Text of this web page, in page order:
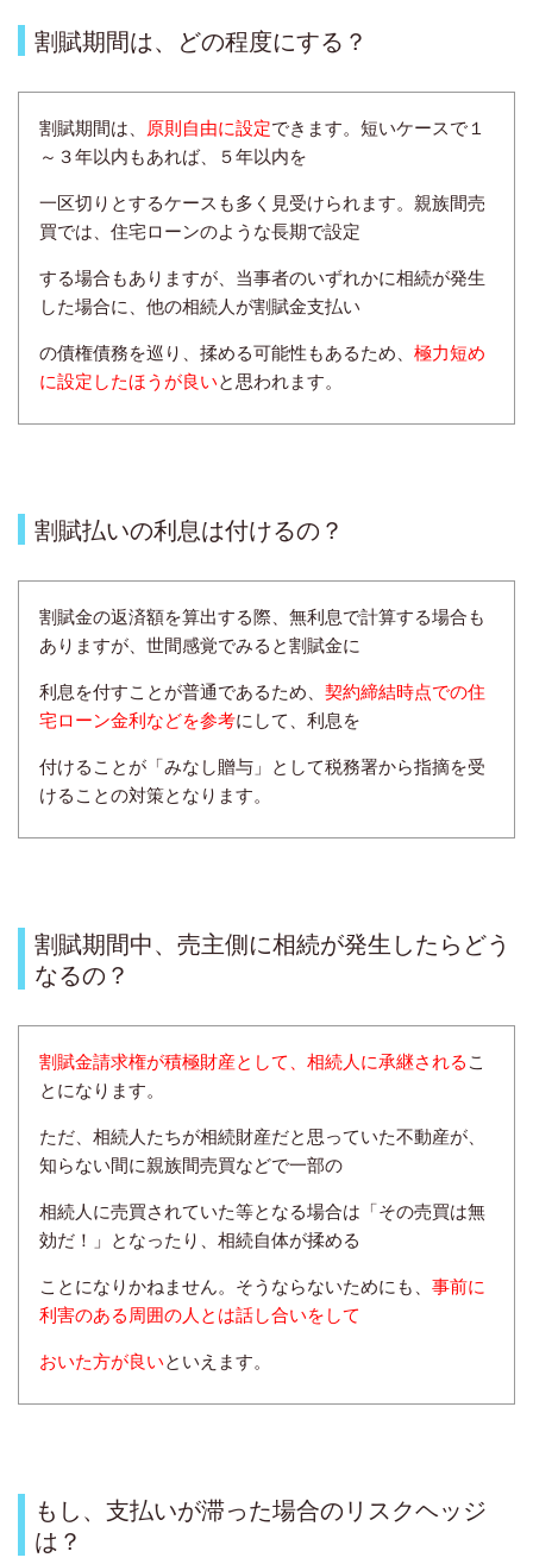
割賦期間は、どの程度にする？
割賦期間は、 原則自由に設定できます。短いケースで１
～３年以内もあれば、５年以内を
一区切りとするケースも多く見受けられます。親族間売
買では、住宅ローンのような長期で設定
する場合もありますが、 当事者のいずれかに相続が発生
した場合に、他の相続人が割賦金支払い
の債権債務を巡り、揉める可能性もあるため、 極力短め
に設定したほうが良いと思われます。
割賦払いの利息は付けるの？
割賦金の返済額を算出する際、無利息で計算する場合も
ありますが、世間感覚でみると割賦金に
利息を付すことが普通であるため、 契約締結時点での住
宅ローン金利などを参考にして、利息を
付けることが「みなし贈与」として税務署から指摘を受
けることの対策となります。
割賦期間中、売主側に相続が発生したらどう
なるの？
割賦金請求権が積極財産として、相続人に承継される こ
とになります。
ただ、相続人たちが相続財産だと思っていた不動産が、
知らない間に親族間売買などで一部の
相続人に売買されていた等となる場合は「その売買は無
効だ！」となったり、相続自体が揉める
ことになりかねません。 そうならないためにも、 事前に
利害のある周囲の人とは話し合いをして
おいた方が良いといえます。
もし、支払いが滞った場合のリスクヘッジ
は？